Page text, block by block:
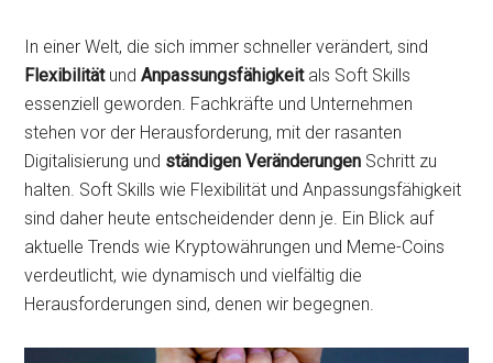
In einer Welt, die sich immer schneller verändert, sind
FlexibilitätundAnpassungsfähigkeitals Soft Skills
essenziell geworden. Fachkräfte und Unternehmen
stehen vor der Herausforderung, mit der rasanten
Digitalisierung und ständigen Veränderungen Schritt zu
halten. Soft Skills wie Flexibilität und Anpassungsfähigkeit
sind daher heute entscheidender denn je. Ein Blick auf
aktuelle Trends wie Kryptowährungen und Meme-Coins
verdeutlicht, wie dynamisch und vielfältig die
Herausforderungen sind, denen wir begegnen.